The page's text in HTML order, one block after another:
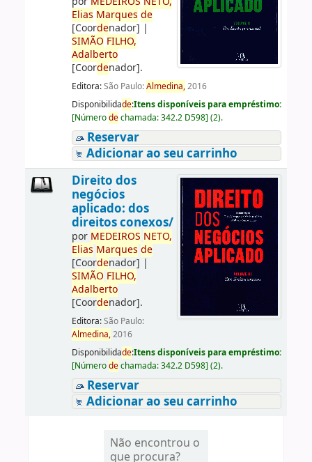
Elias Marques de
[Coordenador] |
SIMÃO FILHO,
Adalberto
[Coordenador].
Editora:São Paulo:Almedina,2016
Disponibilidade:Itens disponíveis para empréstimo:
[Númerodechamada:342.2 D598] (2).
Reservar
Adicionar ao seu carrinho
Direito dos
negócios
aplicado: dos
direitos conexos/
por MEDEIROS NETO,
Elias Marques de
[Coordenador] |
SIMÃO FILHO,
Adalberto
[Coordenador].
Editora:São Paulo:
Almedina,2016
Disponibilidade:Itens disponíveis para empréstimo:
[Númerodechamada:342.2 D598] (2).
Reservar
Adicionar ao seu carrinho
Não encontrou o
que procura?